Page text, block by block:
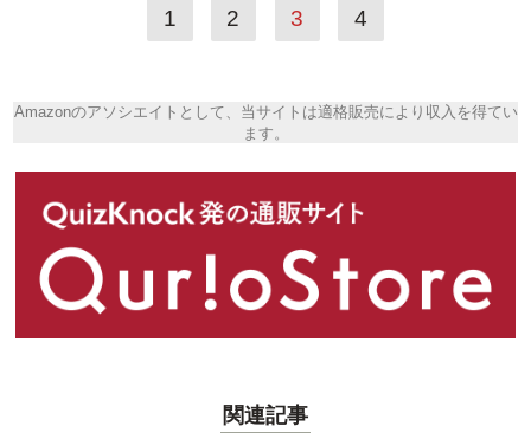
1 2 3 4
Amazonのアソシエイトとして、当サイトは適格販売により収入を得てい
ます。
関連記事